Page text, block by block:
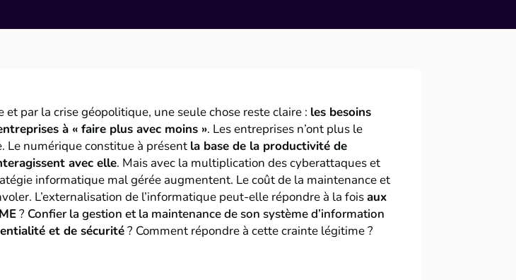
par la crise géopolitique, une seule chose reste claire : les besoins
à « faire plus avec moins ». Les entreprises n’ont plus le
Le numérique constitue à présent la base de la productivité de
avec elle. Mais avec la multiplication des cyberattaques et
informatique mal gérée augmentent. Le coût de la maintenance et
L’externalisation de l’informatique peut-elle répondre à la foisaux
? Confier la gestion et la maintenance de son système d’information
et de sécurité? Comment répondre à cette crainte légitime ?